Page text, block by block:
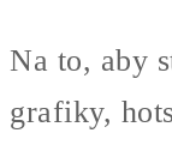
Na to, aby
grafiky,